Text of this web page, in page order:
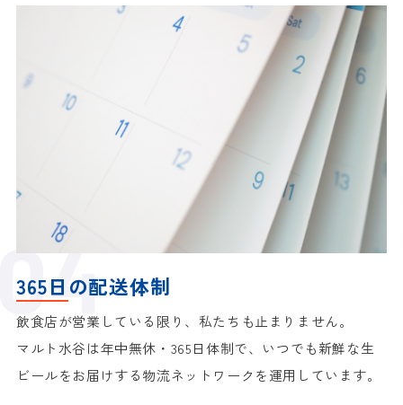
365日 の配送体制
飲食店が営業している限り、私たちも止まりません。
マルト水谷は年中無休・365日体制で、いつでも新鮮な生
ビールをお届けする物流ネットワークを運用しています。